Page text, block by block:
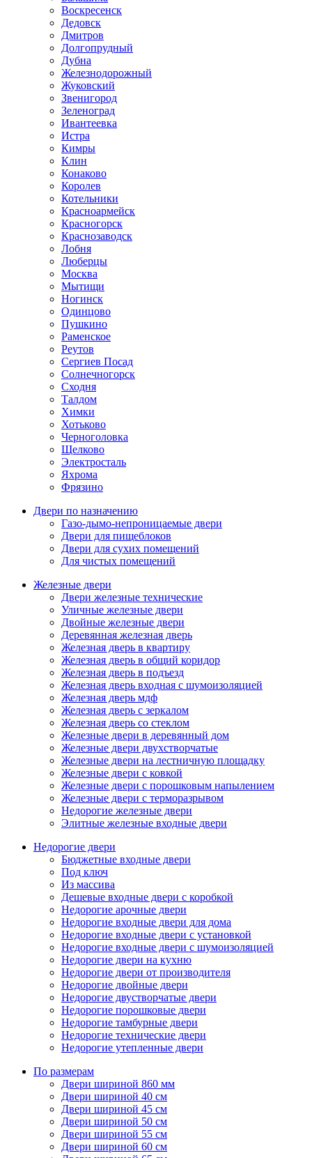
Воскресенск
Дедовск
Дмитров
Долгопрудный
Дубна
Железнодорожный
Жуковский
Звенигород
Зеленоград
Ивантеевка
Истра
Кимры
Клин
Конаково
Королев
Котельники
Красноармейск
Красногорск
Краснозаводск
Лобня
Люберцы
Москва
Мытищи
Ногинск
Одинцово
Пушкино
Раменское
Реутов
Сергиев Посад
Солнечногорск
Сходня
Талдом
Химки
Хотьково
Черноголовка
Щелково
Электросталь
Яхрома
Фрязино
Двери по назначению
Газо-дымо-непроницаемые двери
Двери для пищеблоков
Двери для сухих помещений
Для чистых помещений
Железные двери
Двери железные технические
Уличные железные двери
Двойные железные двери
Деревянная железная дверь
Железная дверь в квартиру
Железная дверь в общий коридор
Железная дверь в подъезд
Железная дверь входная с шумоизоляцией
Железная дверь мдф
Железная дверь с зеркалом
Железная дверь со стеклом
Железные двери в деревянный дом
Железные двери двухстворчатые
Железные двери на лестничную площадку
Железные двери с ковкой
Железные двери с порошковым напылением
Железные двери с терморазрывом
Недорогие железные двери
Элитные железные входные двери
Недорогие двери
Бюджетные входные двери
Под ключ
Из массива
Дешевые входные двери с коробкой
Недорогие арочные двери
Недорогие входные двери для дома
Недорогие входные двери с установкой
Недорогие входные двери с шумоизоляцией
Недорогие двери на кухню
Недорогие двери от производителя
Недорогие двойные двери
Недорогие двустворчатые двери
Недорогие порошковые двери
Недорогие тамбурные двери
Недорогие технические двери
Недорогие утепленные двери
По размерам
Двери шириной 860 мм
Двери шириной 40 см
Двери шириной 45 см
Двери шириной 50 см
Двери шириной 55 см
Двери шириной 60 см